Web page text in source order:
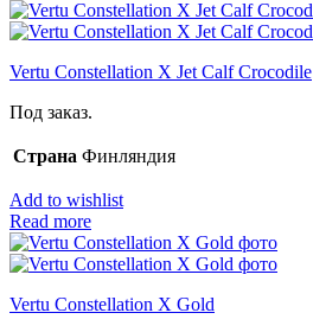
Vertu Constellation X Jet Calf Crocodile
Под заказ.
Страна Финляндия
Add to wishlist
Read more
Vertu Constellation X Gold